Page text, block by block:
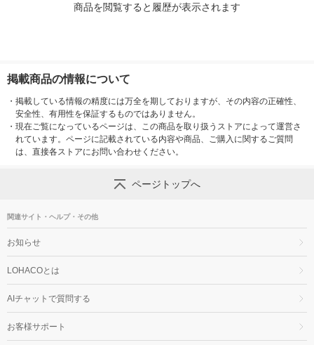
商品を閲覧すると履歴が表示されます
掲載商品の情報について
・ 掲載している情報の精度には万全を期しておりますが、その内容の正確性、
安全性、有用性を保証するものではありません。
・ 現在ご覧になっているページは、この商品を取り扱うストアによって運営さ
れています。ページに記載されている内容や商品、ご購入に関するご質問
は、直接各ストアにお問い合わせください。
ページトップへ
関連サイト・ヘルプ・その他
お知らせ
LOHACOとは
AIチャットで質問する
お客様サポート